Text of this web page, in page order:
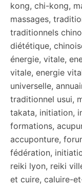
kong, chi-kong,
massages,
traditionnels
diététique,
énergie, vitale,
vitale, energie
universelle,
traditionnel usui,
takata, initiation,
formations,
accuponture,
fédération,
reiki lyon, reiki
et cuire, caluire-